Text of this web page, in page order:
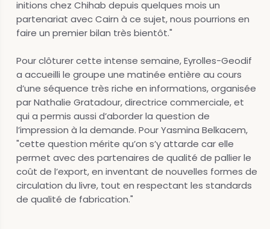
initions chez Chihab depuis quelques mois un
partenariat avec Cairn à ce sujet, nous pourrions en
faire un premier bilan très bientôt."
Pour clôturer cette intense semaine, Eyrolles-Geodif
a accueilli le groupe une matinée entière au cours
d’une séquence très riche en informations, organisée
par Nathalie Gratadour, directrice commerciale, et
qui a permis aussi d’aborder la question de
l’impression à la demande. Pour Yasmina Belkacem,
"cette question mérite qu’on s’y attarde car elle
permet avec des partenaires de qualité de pallier le
coût de l’export, en inventant de nouvelles formes de
circulation du livre, tout en respectant les standards
de qualité de fabrication."